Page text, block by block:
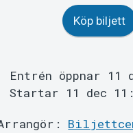
Köp biljett
Entrén öppnar 11
Startar 11 dec